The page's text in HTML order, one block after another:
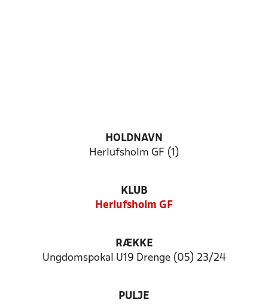
HOLDNAVN
Herlufsholm GF (1)
KLUB
Herlufsholm GF
RÆKKE
Ungdomspokal U19 Drenge (05) 23/24
PULJE